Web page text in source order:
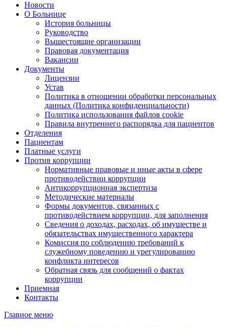
Новости
О Больнице
История больницы
Руководство
Вышестоящие организации
Правовая документация
Вакансии
Документы
Лицензии
Устав
Политика в отношении обработки персональных
данных (Политика конфиденциальности)
Политика использования файлов cookie
Правила внутреннего распорядка для пациентов
Отделения
Пациентам
Платные услуги
Против коррупции
Нормативные правовые и иные акты в сфере
противодействии коррупции
Антикоррупционная экспертиза
Методические материалы
Формы документов, связанных с
противодействием коррупции, для заполнения
Сведения о доходах, расходах, об имуществе и
обязательствах имущественного характера
Комиссия по соблюдению требований к
служебному поведению и урегулированию
конфликта интересов
Обратная связь для сообщений о фактах
коррупции
Приемная
Контакты
Главное меню